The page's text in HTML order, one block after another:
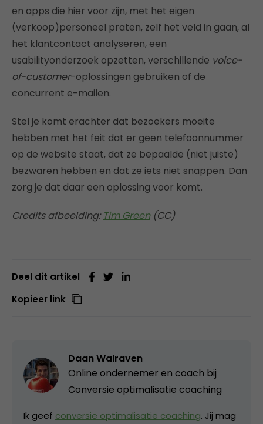
en apps die hier voor zijn, met het eigen
(verkoop)personeel praten, zelf het veld in gaan, al
het klantcontact analyseren, een
usabilityonderzoek opzetten, verschillende voice-
of-customer-oplossingen gebruiken of de
concurrent e-mailen.
Stel je komt erachter dat bezoekers moeite
hebben met het feit dat er geen telefoonnummer
op de website staat, dat ze bepaalde (niet juiste)
bezwaren hebben en dat ze iets niet snappen. Dan
zorg je dat daar een oplossing voor komt.
Credits afbeelding: Tim Green(CC)
Deel dit artikel
Kopieer link
Daan Walraven
Online ondernemer en coach bij
Conversie optimalisatie coaching
Ik geef conversie optimalisatie coaching. Jij mag